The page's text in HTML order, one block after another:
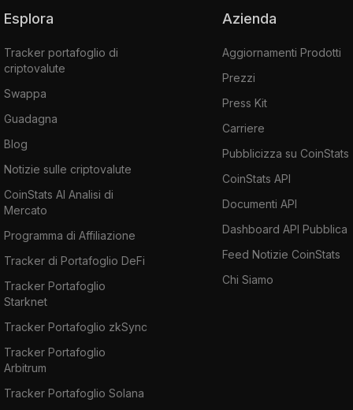
Esplora
Tracker portafoglio di
criptovalute
Swappa
Guadagna
Blog
Notizie sulle criptovalute
CoinStats AI Analisi di
Mercato
Programma di Affiliazione
Tracker di Portafoglio DeFi
Tracker Portafoglio
Starknet
Tracker Portafoglio zkSync
Tracker Portafoglio
Arbitrum
Tracker Portafoglio Solana
Azienda
Aggiornamenti Prodotti
Prezzi
Press Kit
Carriere
Pubblicizza su CoinStats
CoinStats API
Documenti API
Dashboard API Pubblica
Feed Notizie CoinStats
Chi Siamo